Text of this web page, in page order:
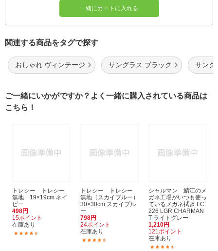
一緒にカートに入れる
関連する商品をタグで探す
おしゃれ ヴィンテージ サングラス ブラック サング
ご一緒にいかがですか？よく一緒に購入されている商品は
こちら！
トレシー トレシー
無地 19×19cm ネイ
ビー
498円
15ポイント
在庫あり
トレシー トレシー
無地（スカイブルー）
30×30cm スカイブル
ー
798円
24ポイント
在庫あり
シャルマン 鯖江のメ
ガネ工場がいつも使っ
ているメガネ拭き LC
226 LGR CHARMAN
T ライトグレー
1,210円
121ポイント
在庫あり